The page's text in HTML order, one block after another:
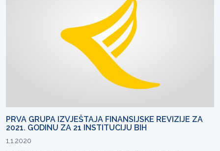
PRVA GRUPA IZVJEŠTAJA FINANSIJSKE REVIZIJE ZA
2021. GODINU ZA 21 INSTITUCIJU BIH
1.1.2020